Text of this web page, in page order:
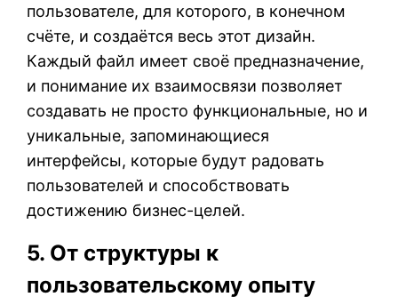
пользователе, для которого, в конечном
счёте, и создаётся весь этот дизайн.
Каждый файл имеет своё предназначение,
и понимание их взаимосвязи позволяет
создавать не просто функциональные, но и
уникальные, запоминающиеся
интерфейсы, которые будут радовать
пользователей и способствовать
достижению бизнес-целей.
5. От структуры к
пользовательскому опыту